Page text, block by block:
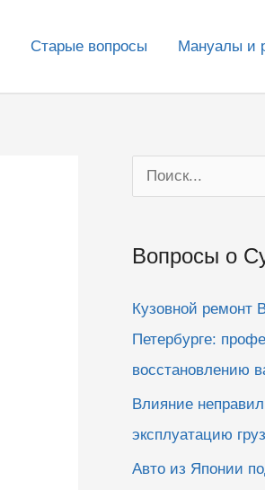
Старые вопросы Мануалы и
о
с
Вопросы о
Кузовной ремонт
Петербурге:
восстановлению
Влияние
эксплуатацию
Авто из Японии